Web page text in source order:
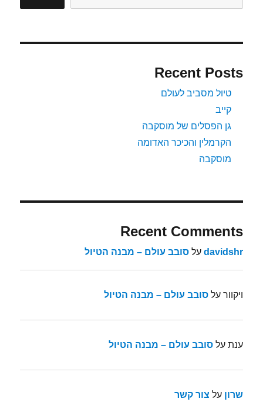
Recent Posts
טיול מסביב לעולם
קייב
גן הפסלים של מוסקבה
הקרמלין והכיכר האדומה
מוסקבה
Recent Comments
davidshr עלסובב עולם – מבנה הטיול
ויקוור עלסובב עולם – מבנה הטיול
ענת עלסובב עולם – מבנה הטיול
שרון על צור קשר